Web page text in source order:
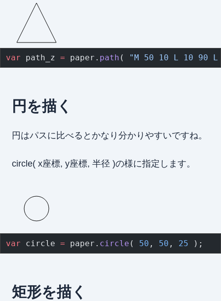
var path_z = paper. path ( "M 50 10 L 10 90
円を描く
円はパスに比べるとかなり分かりやすいですね。
circle( x座標, y座標, 半径 )の様に指定します。
var circle = paper. circle ( 50 , 50 , 25 );
矩形を描く